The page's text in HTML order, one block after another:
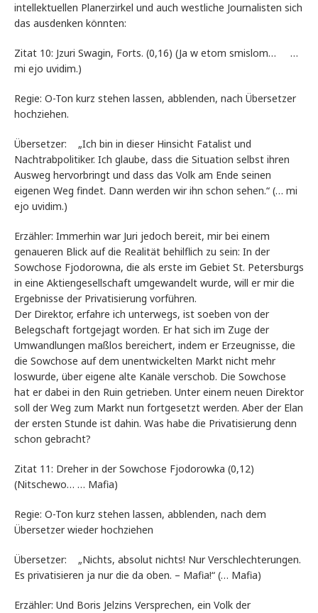
intellektuellen Planerzirkel und auch westliche Journalisten sich
das ausdenken könnten:
Zitat 10: Jzuri Swagin, Forts. (0,16) (Ja w etom smislom… …
mi ejo uvidim.)
Regie: O-Ton kurz stehen lassen, abblenden, nach Übersetzer
hochziehen.
Übersetzer: „Ich bin in dieser Hinsicht Fatalist und
Nachtrabpolitiker. Ich glaube, dass die Situation selbst ihren
Ausweg hervorbringt und dass das Volk am Ende seinen
eigenen Weg findet. Dann werden wir ihn schon sehen.“ (… mi
ejo uvidim.)
Erzähler: Immerhin war Juri jedoch bereit, mir bei einem
genaueren Blick auf die Realität behilflich zu sein: In der
Sowchose Fjodorowna, die als erste im Gebiet St. Petersburgs
in eine Aktiengesellschaft umgewandelt wurde, will er mir die
Ergebnisse der Privatisierung vorführen.
Der Direktor, erfahre ich unterwegs, ist soeben von der
Belegschaft fortgejagt worden. Er hat sich im Zuge der
Umwandlungen maßlos bereichert, indem er Erzeugnisse, die
die Sowchose auf dem unentwickelten Markt nicht mehr
loswurde, über eigene alte Kanäle verschob. Die Sowchose
hat er dabei in den Ruin getrieben. Unter einem neuen Direktor
soll der Weg zum Markt nun fortgesetzt werden. Aber der Elan
der ersten Stunde ist dahin. Was habe die Privatisierung denn
schon gebracht?
Zitat 11: Dreher in der Sowchose Fjodorowka (0,12)
(Nitschewo… … Mafia)
Regie: O-Ton kurz stehen lassen, abblenden, nach dem
Übersetzer wieder hochziehen
Übersetzer: „Nichts, absolut nichts! Nur Verschlechterungen.
Es privatisieren ja nur die da oben. – Mafia!“ (… Mafia)
Erzähler: Und Boris Jelzins Versprechen, ein Volk der